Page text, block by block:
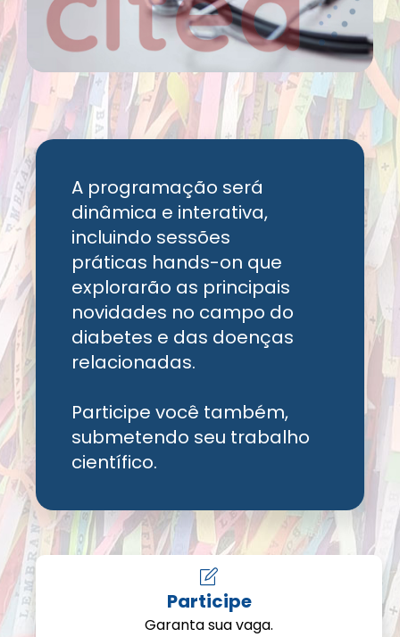
A programação será
dinâmica e interativa,
incluindo sessões
práticas hands-on que
explorarão as principais
novidades no campo do
diabetes e das doenças
relacionadas.
Participe você também,
submetendo seu trabalho
científico.
Participe
Garanta sua vaga.